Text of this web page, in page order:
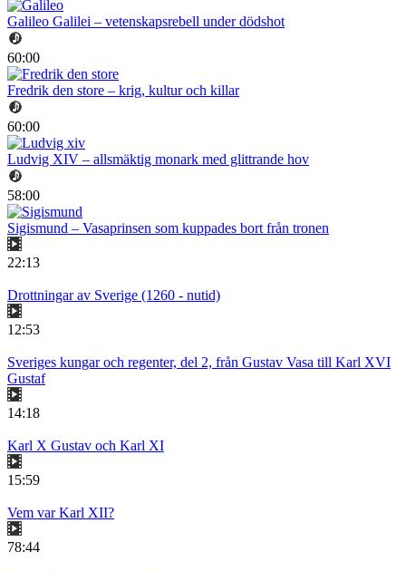
Galileo Galilei – vetenskapsrebell under dödshot
60:00
Fredrik den store – krig, kultur och killar
60:00
Ludvig XIV – allsmäktig monark med glittrande hov
58:00
Sigismund – Vasaprinsen som kuppades bort från tronen
22:13
Drottningar av Sverige (1260 - nutid)
12:53
Sveriges kungar och regenter, del 2, från Gustav Vasa till Karl XVI
Gustaf
14:18
Karl X Gustav och Karl XI
15:59
Vem var Karl XII?
78:44